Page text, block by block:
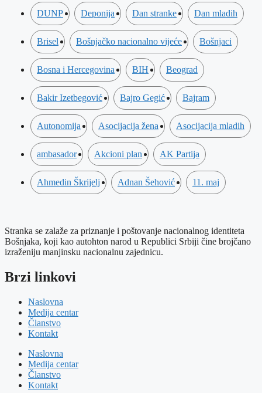
DUNP Deponija Dan stranke Dan mladih
Brisel Bošnjačko nacionalno vijeće Bošnjaci
Bosna i Hercegovina BIH Beograd
Bakir Izetbegović Bajro Gegić Bajram
Autonomija Asocijacija žena Asocijacija mladih
ambasador Akcioni plan AK Partija
Ahmedin Škrijelj Adnan Šehović 11. maj
Stranka se zalaže za priznanje i poštovanje nacionalnog identiteta
Bošnjaka, koji kao autohton narod u Republici Srbiji čine brojčano
izraženiju manjinsku nacionalnu zajednicu.
Brzi linkovi
Naslovna
Medija centar
Članstvo
Kontakt
Naslovna
Medija centar
Članstvo
Kontakt